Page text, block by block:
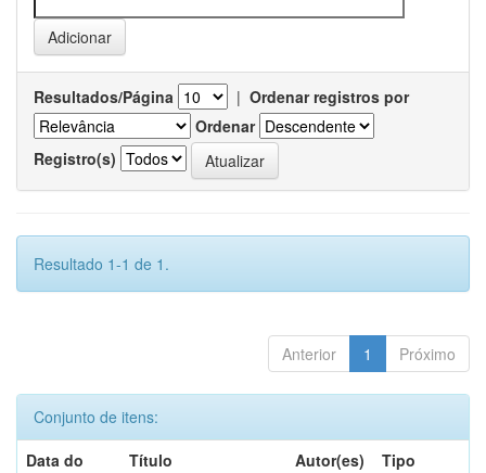
Resultados/Página | Ordenar registros por
Ordenar
Registro(s)
Resultado 1-1 de 1.
Anterior 1 Próximo
Conjunto de itens:
Data do
Título Autor(es) Tipo